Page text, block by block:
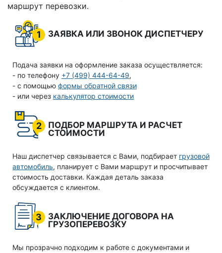
маршрут перевозки.
1 ЗАЯВКА ИЛИ ЗВОНОК ДИСПЕТЧЕРУ
Подача заявки на оформление заказа осуществляется:
- по телефону +7 (499) 444-64-49,
- с помощью формы обратной связи
- или через калькулятор стоимости
2
ПОДБОР МАРШРУТА И РАСЧЕТ
СТОИМОСТИ
Наш диспетчер связывается с Вами, подбирает грузовой
автомобиль, планирует с Вами маршрут и просчитывает
стоимость доставки. Каждая деталь заказа
обсуждается с клиентом.
3
ЗАКЛЮЧЕНИЕ ДОГОВОРА НА
ГРУЗОПЕРЕВОЗКУ
Мы прозрачно подходим к работе с документами и